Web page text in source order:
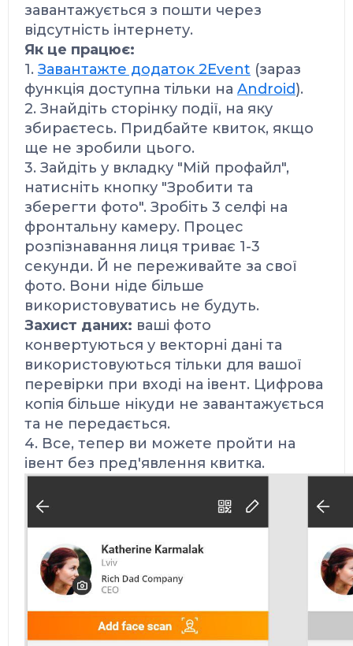
завантажується з пошти через
відсутність інтернету.
Як це працює:
1. Завантажте додаток 2Event (зараз
функція доступна тільки на Android).
2. Знайдіть сторінку події, на яку
збираєтесь. Придбайте квиток, якщо
ще не зробили цього.
3. Зайдіть у вкладку "Мій профайл",
натисніть кнопку "Зробити та
зберегти фото". Зробіть 3 селфі на
фронтальну камеру. Процес
розпізнавання лиця триває 1-3
секунди. Й не переживайте за свої
фото. Вони ніде більше
використовуватись не будуть.
Захист даних: ваші фото
конвертуються у векторні дані та
використовуються тільки для вашої
перевірки при вході на івент. Цифрова
копія більше нікуди не завантажується
та не передається.
4. Все, тепер ви можете пройти на
івент без пред'явлення квитка.